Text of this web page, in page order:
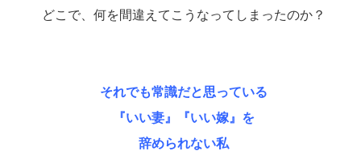
どこで、何を間違えてこうなってしまったのか？
それでも常識だと思っている
『いい妻』『いい嫁』を
辞められない私